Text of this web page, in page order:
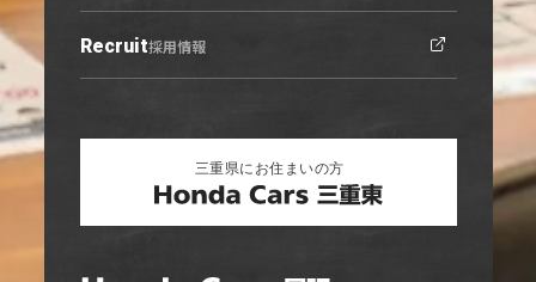
ご利用にあたって
プライバシーポリシー
お知らせトップ
ニュース
Recruit採用情報